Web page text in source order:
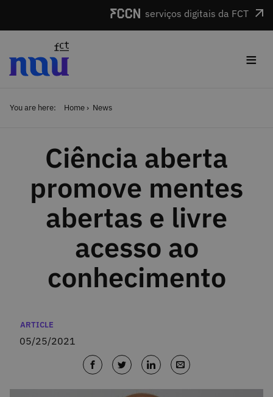
serviços digitais da FCT
≡
You are here: Home News
Ciência aberta
promove mentes
abertas e livre
acesso ao
conhecimento
Categories
ARTICLE
05/25/2021